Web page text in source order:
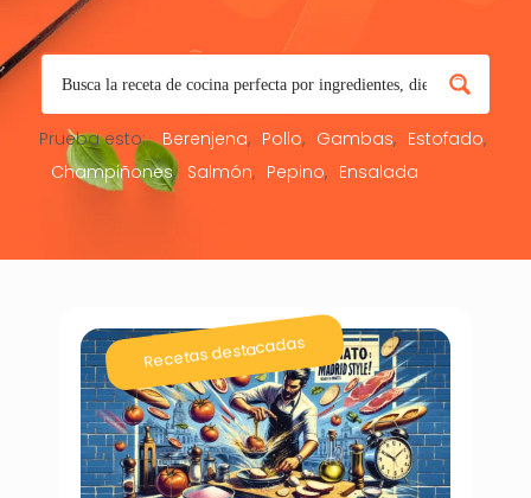
Prueba esto: Berenjena Pollo Gambas
Estofado
Champiñones
Salmón Pepino Ensalada
Recetas destacadas